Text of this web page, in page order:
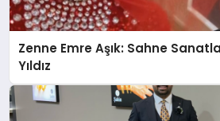
Zenne Emre Aşık: Sahne
Yıldız